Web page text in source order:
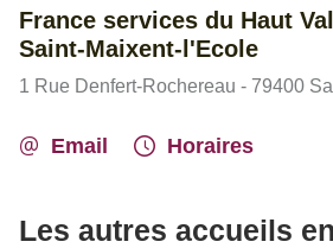
France services du Haut
Saint-Maixent-l'Ecole
1 Rue Denfert-Rochereau - 79400
Email Horaires
Les autres accueils